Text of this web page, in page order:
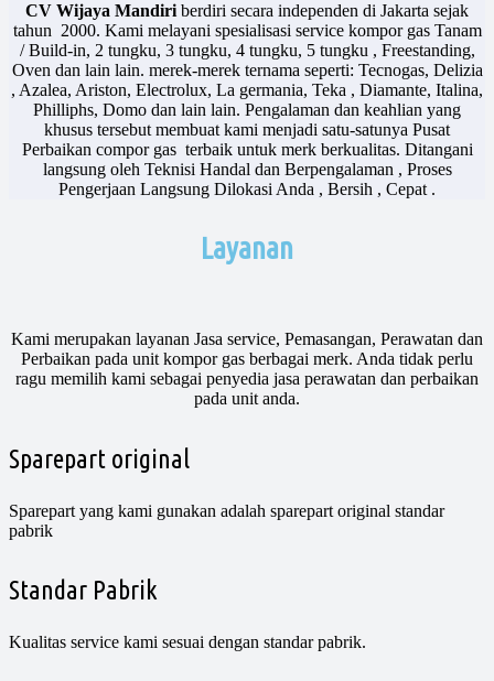
CV Wijaya Mandiriberdiri secara independen di Jakarta sejak
tahun 2000. Kami melayani spesialisasi service kompor gas Tanam
/ Build-in, 2 tungku, 3 tungku, 4 tungku, 5 tungku , Freestanding,
Oven dan lain lain. merek-merek ternama seperti: Tecnogas, Delizia
, Azalea, Ariston, Electrolux, La germania, Teka , Diamante, Italina,
Philliphs, Domo dan lain lain. Pengalaman dan keahlian yang
khusus tersebut membuat kami menjadi satu-satunya Pusat
Perbaikan compor gas terbaik untuk merk berkualitas. Ditangani
langsung oleh Teknisi Handal dan Berpengalaman , Proses
Pengerjaan Langsung Dilokasi Anda , Bersih , Cepat .
Layanan
Kami merupakan layanan Jasa service, Pemasangan, Perawatan dan
Perbaikan pada unit kompor gas berbagai merk. Anda tidak perlu
ragu memilih kami sebagai penyedia jasa perawatan dan perbaikan
pada unit anda.
Sparepart original
Sparepart yang kami gunakan adalah sparepart original standar
pabrik​
Standar Pabrik
Kualitas service kami sesuai dengan standar pabrik.